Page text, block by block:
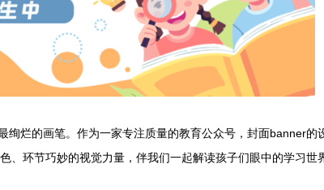
烂的画笔。作为一家专注质量的教育公众号，封面banner
环节巧妙的视觉力量，伴我们一起解读孩子们眼中的学习世